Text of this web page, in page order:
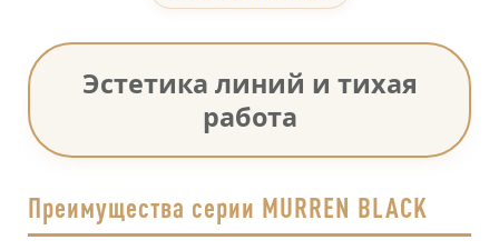
Эстетика линий и тихая
работа
Преимущества серии MURREN BLACK